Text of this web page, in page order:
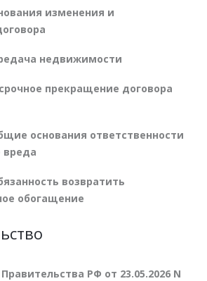
изменения и
недвижимости
прекращение договора
основания ответственности
вреда
возвратить
обогащение
РФ от 23.05.2026 N